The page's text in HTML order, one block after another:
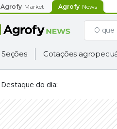
Agrofy Market Agrofy News
Seções Cotações
Destaque do dia: